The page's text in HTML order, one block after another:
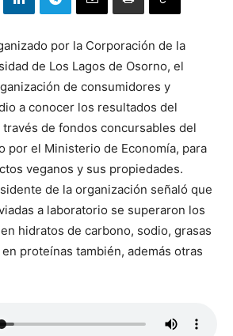
por la Corporación de la
de Los Lagos de Osorno, el
de consumidores y
a conocer los resultados del
de fondos concursables del
por el Ministerio de Economía, para
veganos y sus propiedades.
de la organización señaló que
a laboratorio se superaron los
hidratos de carbono, sodio, grasas
proteínas también, además otras